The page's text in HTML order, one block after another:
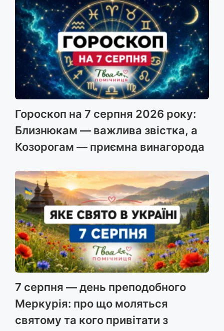
Гороскоп на 7 серпня 2026 року:
Близнюкам — важлива звістка, а
Козорогам — приємна винагорода
7 серпня — день преподобного
Меркурія: про що моляться
святому та кого привітати з